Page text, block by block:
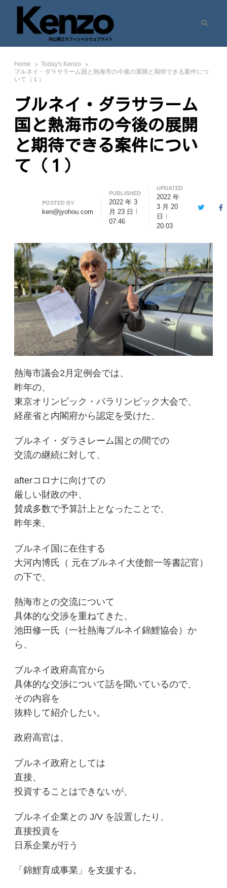
七転八起 – 村山憲三 Official Site
村山憲三ウェブサイト
Home
Today's Kenzo
ブルネイ・ダラサラーム国と熱海市の今後の展開と期待できる案件につ
いて（１）
ブルネイ・ダラサラーム
国と熱海市の今後の展開
と期待できる案件につい
て（１）
Author
POSTED BY
ken@jyohou.com
PUBLISHED
2022 年 3
月 23 日
07:46
UPDATED
2022 年
3 月 20
日
20:03
Twitter
熱海市議会2月定例会では、
昨年の、
東京オリンピック・パラリンピック大会で、
経産省と内閣府から認定を受けた、
ブルネイ・ダラさレーム国との間での
交流の継続に対して、
afterコロナに向けての
厳しい財政の中、
賛成多数で予算計上となったことで、
昨年来、
ブルネイ国に在住する
大河内博氏（ 元在ブルネイ大使館一等書記官）
の下で、
熱海市との交流について
具体的な交渉を重ねてきた、
池田修一氏（一社熱海ブルネイ錦鯉協会）か
ら、
ブルネイ政府高官から
具体的な交渉について話を聞いているので、
その内容を
抜粋して紹介したい。
政府高官は、
ブルネイ政府としては
直接、
投資することはできないが、
ブルネイ企業との J/V を設置したり、
直接投資を
日系企業が行う
「錦鯉育成事業」を支援する。